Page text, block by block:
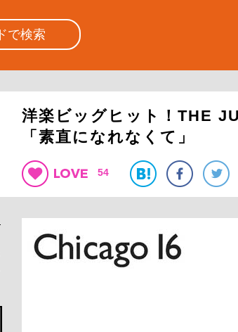
洋楽ビッグヒット！THE
「素直になれなくて」
54